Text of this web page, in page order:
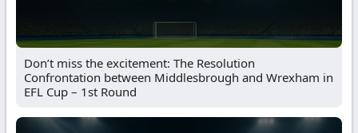
Don’t miss the excitement: The Resolution
Confrontation between Middlesbrough and Wrexham in
EFL Cup – 1st Round